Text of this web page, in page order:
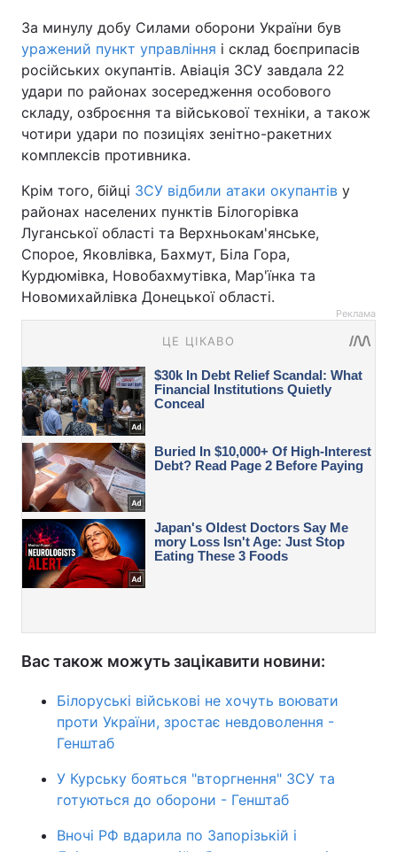
За минулу добу Силами оборони України був
уражений пункт управління і склад боєприпасів
російських окупантів. Авіація ЗСУ завдала 22
удари по районах зосередження особового
складу, озброєння та військової техніки, а також
чотири удари по позиціях зенітно-ракетних
комплексів противника.
Крім того, бійці ЗСУ відбили атаки окупантів у
районах населених пунктів Білогорівка
Луганської області та Верхньокам'янське,
Спорое, Яковлівка, Бахмут, Біла Гора,
Курдюмівка, Новобахмутівка, Мар'їнка та
Новомихайлівка Донецької області.
Реклама
Вас також можуть зацікавити новини:
Білоруські військові не хочуть воювати
проти України, зростає невдоволення -
Генштаб
У Курську бояться "вторгнення" ЗСУ та
готуються до оборони - Генштаб
Вночі РФ вдарила по Запорізькій і